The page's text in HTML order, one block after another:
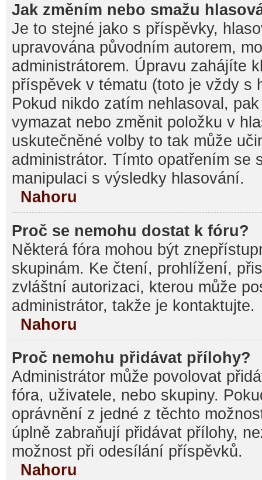
Jak změním nebo smažu
Je to stejné jako s příspěvky,
upravována původním autorem,
administrátorem. Úpravu zahájíte
příspěvek v tématu (toto je vždy s
Pokud nikdo zatím nehlasoval,
vymazat nebo změnit položku v
uskutečněné volby to tak může
administrátor. Tímto opatřením se
manipulaci s výsledky hlasování.
Nahoru
Proč se nemohu dostat k fóru?
Některá fóra mohou být
skupinám. Ke čtení, prohlížení,
zvláštní autorizaci, kterou může
administrátor, takže je kontaktujte.
Nahoru
Proč nemohu přidávat přílohy?
Administrátor může povolovat
fóra, uživatele, nebo skupiny.
oprávnění z jedné z těchto
úplně zabraňují přidávat přílohy,
možnost při odesílání příspěvků.
Nahoru